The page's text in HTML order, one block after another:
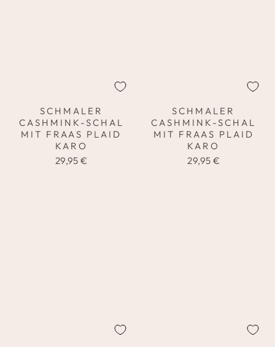
SCHMALER
CASHMINK-SCHAL
MIT FRAAS PLAID
KARO
29,95 €
SCHMALER
CASHMINK-SCHAL
MIT FRAAS PLAID
KARO
29,95 €